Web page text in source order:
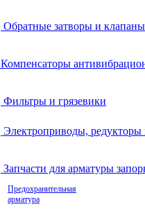
Обратные затворы и клапаны
Компенсаторы
Фильтры и грязевики
Электроприводы, редукторы
Запчасти для арматуры
Предохранительная
арматура